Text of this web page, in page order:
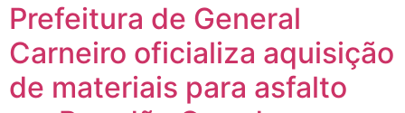
Prefeitura de General
Carneiro oficializa aquisição
de materiais para asfalto